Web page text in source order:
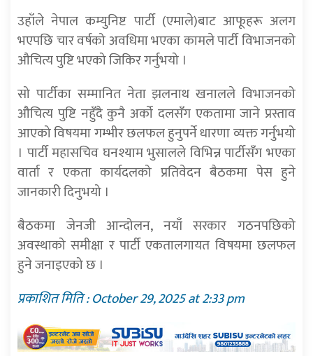
उहाँले नेपाल कम्युनिष्ट पार्टी (एमाले)बाट आफूहरू अलग
भएपछि चार वर्षको अवधिमा भएका कामले पार्टी विभाजनको
औचित्य पुष्टि भएको जिकिर गर्नुभयो ।
सो पार्टीका सम्मानित नेता झलनाथ खनालले विभाजनको
औचित्य पुष्टि नहुँदै कुनै अर्काे दलसँग एकतामा जाने प्रस्ताव
आएको विषयमा गम्भीर छलफल हुनुपर्ने धारणा व्यक्त गर्नुभयो
। पार्टी महासचिव घनश्याम भुसालले विभिन्न पार्टीसँग भएका
वार्ता र एकता कार्यदलको प्रतिवेदन बैठकमा पेस हुने
जानकारी दिनुभयो ।
बैठकमा जेनजी आन्दोलन, नयाँ सरकार गठनपछिको
अवस्थाको समीक्षा र पार्टी एकतालगायत विषयमा छलफल
हुने जनाइएको छ ।
प्रकाशित मिति : October 29, 2025 at 2:33 pm